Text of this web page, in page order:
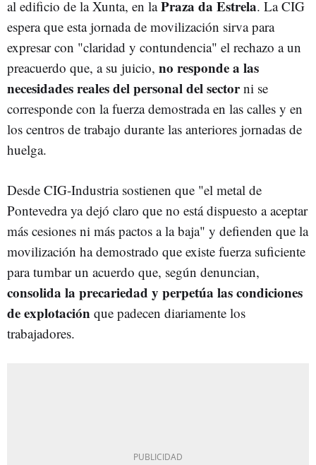
al edificio de la Xunta, en laPraza da Estrela. La CIG
espera que esta jornada de movilización sirva para
expresar con "claridad y contundencia" el rechazo a un
preacuerdo que, a su juicio, no responde a las
necesidades reales del personal del sectorni se
corresponde con la fuerza demostrada en las calles y en
los centros de trabajo durante las anteriores jornadas de
huelga.
Desde CIG-Industria sostienen que "el metal de
Pontevedra ya dejó claro que no está dispuesto a aceptar
más cesiones ni más pactos a la baja" y defienden que la
movilización ha demostrado que existe fuerza suficiente
para tumbar un acuerdo que, según denuncian,
consolida la precariedad y perpetúa las condiciones
de explotación que padecen diariamente los
trabajadores.